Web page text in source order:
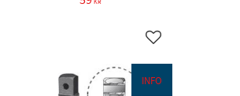
KR
Lägg till i favoriter
INFO